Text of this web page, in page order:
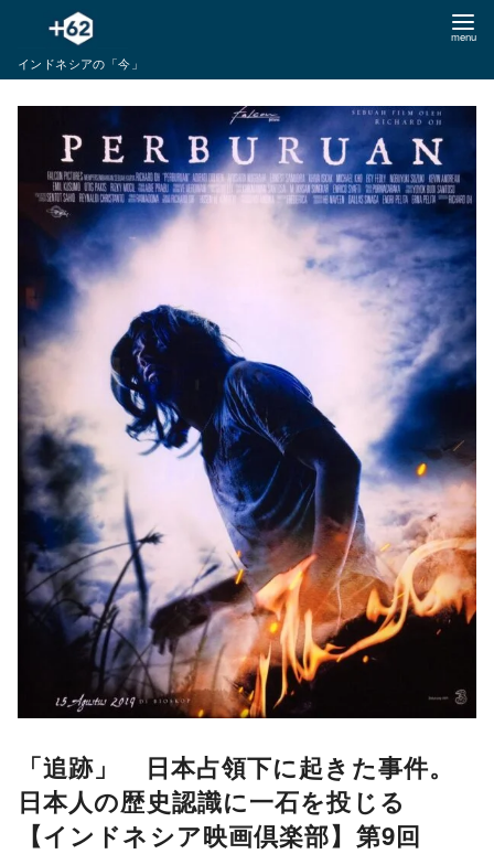
テインドネシアの「今」
「追跡」 日本占領下に起きた事件。
日本人の歴史認識に一石を投じる
【インドネシア映画倶楽部】第9回